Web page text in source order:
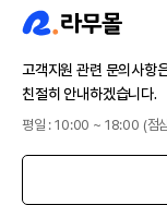
고객지원 관련 문의사항
친절히 안내하겠습니다.
평일 : 10:00 ~ 18:00 (점